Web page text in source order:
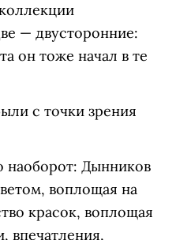
— двусторонние:
он тоже начал в те
с точки зрения
наоборот: Дынников
воплощая на
красок, воплощая
впечатления,